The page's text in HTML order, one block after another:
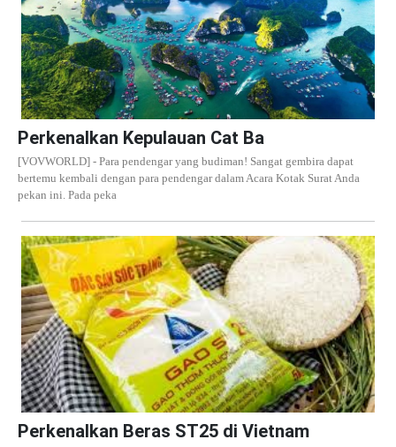
Perkenalkan Kepulauan Cat Ba
[VOVWORLD] - Para pendengar yang budiman! Sangat gembira dapat
bertemu kembali dengan para pendengar dalam Acara Kotak Surat Anda
pekan ini. Pada peka
Perkenalkan Beras ST25 di Vietnam